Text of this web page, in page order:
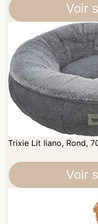
Voir
Trixie Lit liano, Rond,
Voir